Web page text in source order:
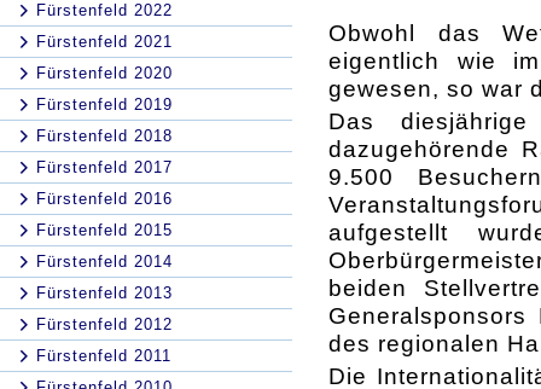
Fürstenfeld 2022
Fürstenfeld 2021
Fürstenfeld 2020
Fürstenfeld 2019
Fürstenfeld 2018
Fürstenfeld 2017
Fürstenfeld 2016
Fürstenfeld 2015
Fürstenfeld 2014
Fürstenfeld 2013
Fürstenfeld 2012
Fürstenfeld 2011
Obwohl das
eigentlich wie
gewesen, so war
Das
dazugehörende
9.500
aufgestellt
beiden
des regionalen
Die